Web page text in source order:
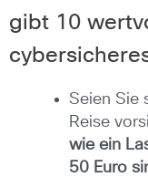
gibt 10
Seien Sie
Reise
wie ein
50 Euro